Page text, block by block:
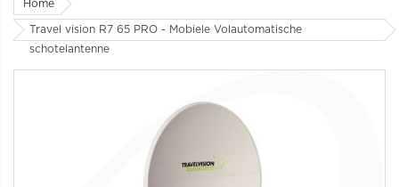
Home
Travel vision R7 65 PRO - Mobiele Volautomatische
schotelantenne